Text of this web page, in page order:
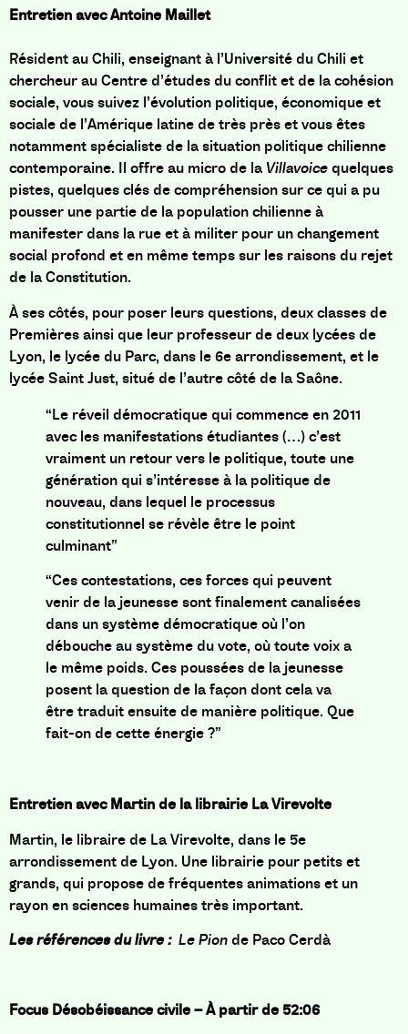
Entretien avecAntoine Maillet
Résident au Chili, enseignant à l’Université du Chili et
chercheur au Centre d’études du conflit et de la cohésion
sociale, vous suivez l’évolution politique, économique et
sociale de l’Amérique latine de très près et vous êtes
notamment spécialiste de la situation politique chilienne
contemporaine. Il offre au micro de la Villavoice quelques
pistes, quelques clés de compréhension sur ce qui a pu
pousser une partie de la population chilienne à
manifester dans la rue et à militer pour un changement
social profond et en même temps sur les raisons du rejet
de la Constitution.
À ses côtés, pour poser leurs questions, deux classes de
Premières ainsi que leur professeur de deux lycées de
Lyon, le lycée du Parc, dans le 6e arrondissement, et le
lycée Saint Just, situé de l’autre côté de la Saône.
“Le réveil démocratique qui commence en 2011
avec les manifestations étudiantes (…) c’est
vraiment un retour vers le politique, toute une
génération qui s’intéresse à la politique de
nouveau, dans lequel le processus
constitutionnel se révèle être le point
culminant”
“Ces contestations, ces forces qui peuvent
venir de la jeunesse sont finalement canalisées
dans un système démocratique où l’on
débouche au système du vote, où toute voix a
le même poids. Ces poussées de la jeunesse
posent la question de la façon dont cela va
être traduit ensuite de manière politique. Que
fait-on de cette énergie ?”
Entretien avecMartin de la librairie La Virevolte
Martin, le libraire de La Virevolte, dans le 5e
arrondissement de Lyon. Une librairie pour petits et
grands, qui propose de fréquentes animations et un
rayon en sciences humaines très important.
Les références du livre : Le Pion de Paco Cerdà
Focus Désobéissance civile –À partir de 52:06